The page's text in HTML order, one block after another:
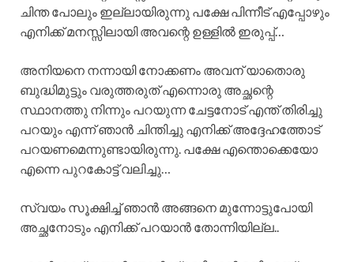
ചിന്ത പോലും ഇല്ലായിരുന്നു പക്ഷേ പിന്നീട് എപ്പോഴും
എനിക്ക് മനസ്സിലായി അവന്റെ ഉള്ളിൽ ഇരുപ്പ്…
അനിയനെ നന്നായി നോക്കണം അവന് യാതൊരു
ബുദ്ധിമുട്ടും വരുത്തരുത് എന്നൊരു അച്ഛന്റെ
സ്ഥാനത്തു നിന്നും പറയുന്ന ചേട്ടനോട് എന്ത് തിരിച്ചു
പറയും എന്ന് ഞാൻ ചിന്തിച്ചു എനിക്ക് അദ്ദേഹത്തോട്
പറയണമെന്നുണ്ടായിരുന്നു. പക്ഷേ എന്തൊക്കെയോ
എന്നെ പുറകോട്ട് വലിച്ചു…
സ്വയം സൂക്ഷിച്ച് ഞാൻ അങ്ങനെ മുന്നോട്ടുപോയി
അച്ഛനോടും എനിക്ക് പറയാൻ തോന്നിയില്ല..